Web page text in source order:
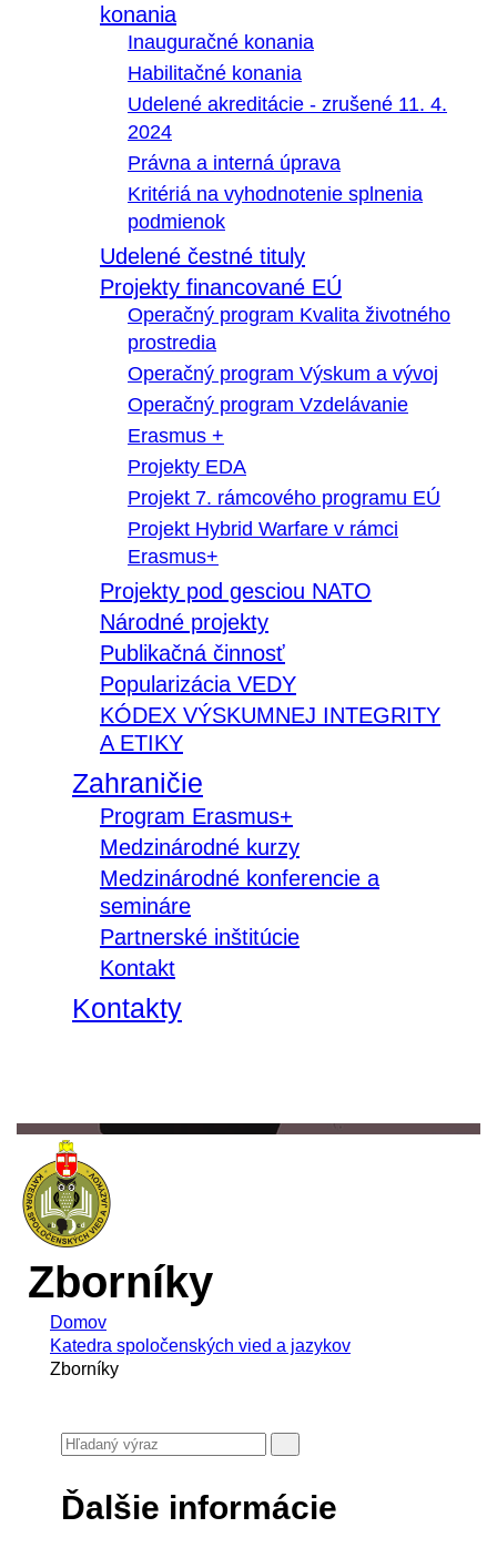
konania
Inauguračné konania
Habilitačné konania
Udelené akreditácie - zrušené 11. 4.
2024
Právna a interná úprava
Kritériá na vyhodnotenie splnenia
podmienok
Udelené čestné tituly
Projekty financované EÚ
Operačný program Kvalita životného
prostredia
Operačný program Výskum a vývoj
Operačný program Vzdelávanie
Erasmus +
Projekty EDA
Projekt 7. rámcového programu EÚ
Projekt Hybrid Warfare v rámci
Erasmus+
Projekty pod gesciou NATO
Národné projekty
Publikačná činnosť
Popularizácia VEDY
KÓDEX VÝSKUMNEJ INTEGRITY
A ETIKY
Zahraničie
Program Erasmus+
Medzinárodné kurzy
Medzinárodné konferencie a
semináre
Partnerské inštitúcie
Kontakt
Kontakty
Zborníky
Domov
Katedra spoločenských vied a jazykov
Zborníky
Ďalšie informácie